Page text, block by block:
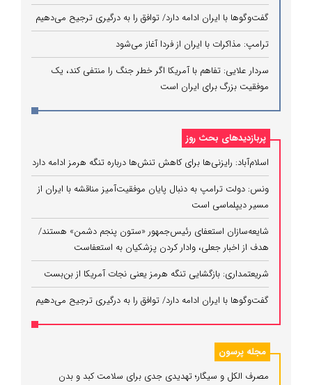
گفت‌وگوها با ایران ادامه دارد/ توافق را به درگیری ترجیح می‌دهیم
ترامپ: مذاکرات با ایران از فردا آغاز می‌شود
سردار علایی: تفاهم با آمریکا اگر خطر جنگ را منتفی کند، یک
موفقیت بزرگ برای ایران است
پربازدیدهای بحث روز
اسلام‌آباد: رایزنی‌ها برای کاهش تنش‌ها درباره تنگه هرمز ادامه دارد
ونس: دولت ترامپ به دنبال پایان موفقیت‌آمیز مناقشه با ایران از
مسیر دیپلماسی است
شایعه‌سازان استعفای رئیس‌جمهور «ستون پنجم دشمن» هستند/
هدف از اخبار جعلی، وادار کردن پزشکیان به استعفاست
شریعتمداری: بازگشایی تنگه هرمز یعنی نجات آمریکا از بن‌بست
گفت‌وگوها با ایران ادامه دارد/ توافق را به درگیری ترجیح می‌دهیم
مجله پرسون
مصرف الکل و سیگار؛ تهدیدی جدی برای سلامت کبد و بدن